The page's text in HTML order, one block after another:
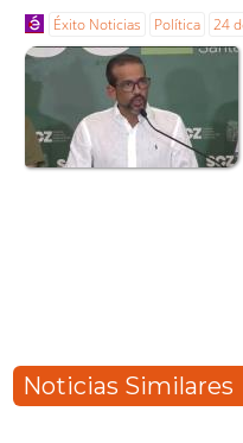
Éxito Noticias Política 24
Noticias Similares